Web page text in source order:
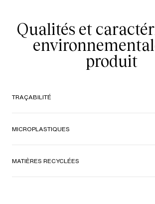
Qualités et
produit
TRAÇABILITÉ
MICROPLASTIQUES
MATIÈRES RECYCLÉES